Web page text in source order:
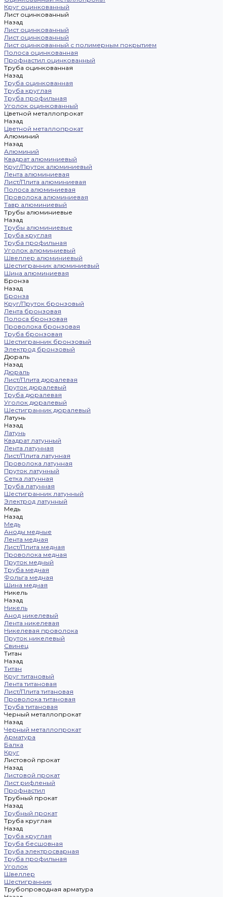
Круг оцинкованный
Лист оцинкованный
Назад
Лист оцинкованный
Лист оцинкованный
Лист оцинкованный с полимерным покрытием
Полоса оцинкованная
Профнастил оцинкованный
Труба оцинкованная
Назад
Труба оцинкованная
Труба круглая
Труба профильная
Уголок оцинкованный
Цветной металлопрокат
Назад
Цветной металлопрокат
Алюминий
Назад
Алюминий
Квадрат алюминиевый
Круг/Пруток алюминиевый
Лента алюминиевая
Лист/Плита алюминиевая
Полоса алюминиевая
Проволока алюминиевая
Тавр алюминиевый
Трубы алюминиевые
Назад
Трубы алюминиевые
Труба круглая
Труба профильная
Уголок алюминиевый
Швеллер алюминиевый
Шестигранник алюминиевый
Шина алюминиевая
Бронза
Назад
Бронза
Круг/Пруток бронзовый
Лента бронзовая
Полоса бронзовая
Проволока бронзовая
Труба бронзовая
Шестигранник бронзовый
Электрод бронзовый
Дюраль
Назад
Дюраль
Лист/Плита дюралевая
Пруток дюралевый
Труба дюралевая
Уголок дюралевый
Шестигранник дюралевый
Латунь
Назад
Латунь
Квадрат латунный
Лента латунная
Лист/Плита латунная
Проволока латунная
Пруток латунный
Сетка латунная
Труба латунная
Шестигранник латунный
Электрод латунный
Медь
Назад
Медь
Аноды медные
Лента медная
Лист/Плита медная
Проволока медная
Пруток медный
Труба медная
Фольга медная
Шина медная
Никель
Назад
Никель
Анод никелевый
Лента никелевая
Никелевая проволока
Пруток никелевый
Свинец
Титан
Назад
Титан
Круг титановый
Лента титановая
Лист/Плита титановая
Проволока титановая
Труба титановая
Черный металлопрокат
Назад
Черный металлопрокат
Арматура
Балка
Круг
Листовой прокат
Назад
Листовой прокат
Лист рифленый
Профнастил
Трубный прокат
Назад
Трубный прокат
Труба круглая
Назад
Труба круглая
Труба бесшовная
Труба электросварная
Труба профильная
Уголок
Швеллер
Шестигранник
Трубопроводная арматура